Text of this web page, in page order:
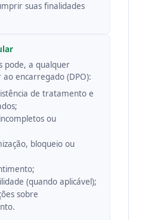
suas finalidades
pode, a qualquer
encarregado (DPO):
de tratamento e
ou
bloqueio ou
(quando aplicável);
sobre